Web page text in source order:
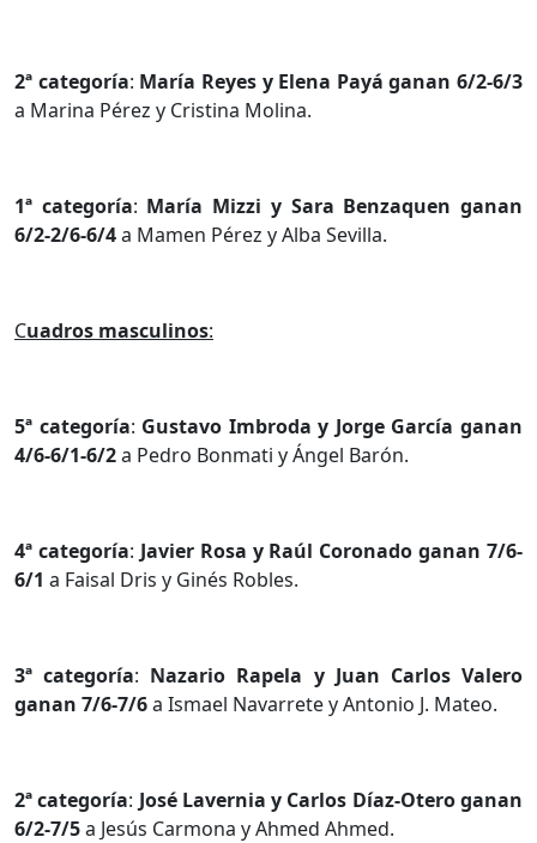
2ª categoría: María Reyes y Elena Payá ganan 6/2-6/3
a Marina Pérez y Cristina Molina.
1ª categoría: María Mizzi y Sara Benzaquen ganan
6/2-2/6-6/4a Mamen Pérez y Alba Sevilla.
Cuadros masculinos:
5ª categoría: Gustavo Imbroda y Jorge García ganan
4/6-6/1-6/2a Pedro Bonmati y Ángel Barón.
4ª categoría: Javier Rosa y Raúl Coronado ganan 7/6-
6/1 a Faisal Dris y Ginés Robles.
3ª categoría: Nazario Rapela y Juan Carlos Valero
ganan 7/6-7/6a Ismael Navarrete y Antonio J. Mateo.
2ª categoría: José Lavernia y Carlos Díaz-Otero ganan
6/2-7/5a Jesús Carmona y Ahmed Ahmed.